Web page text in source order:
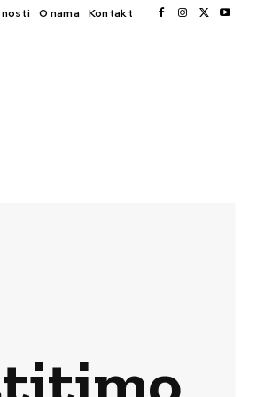
O nama Kontakt